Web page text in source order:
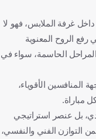
غرفة الملابس، فهو لا
الروح المعنوية
الحاسمة، سواء في
المنافسين الأقوياء،
مباراة.
بل عنصر استراتيجي
التوازن الفني والنفسي،